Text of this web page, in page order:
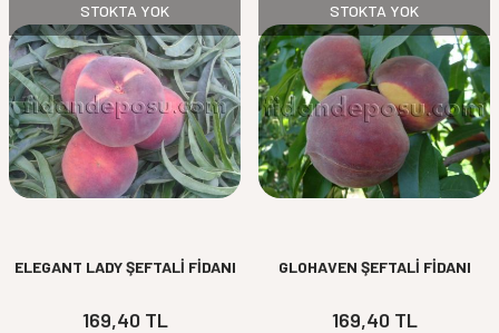
STOKTA YOK
ELEGANT LADY ŞEFTALİ FİDANI
169,40TL
STOKTA YOK
GLOHAVEN ŞEFTALİ FİDANI
169,40TL